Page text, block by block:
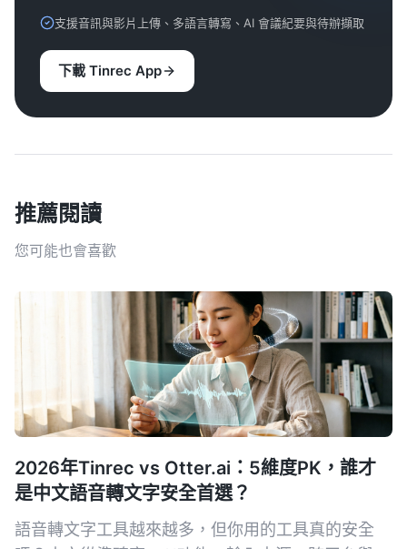
支援音訊與影片上傳、多語言轉寫、AI 會議紀要與待辦擷取
下載 Tinrec App
推薦閱讀
您可能也會喜歡
2026年Tinrec vs Otter.ai：5維度PK，誰才
是中文語音轉文字安全首選？
語音轉文字工具越來越多，但你用的工具真的安全